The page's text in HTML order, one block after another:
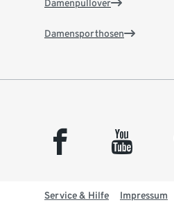
Damenpullover
Damensporthosen
facebook youtube
Service & Hilfe Impressum